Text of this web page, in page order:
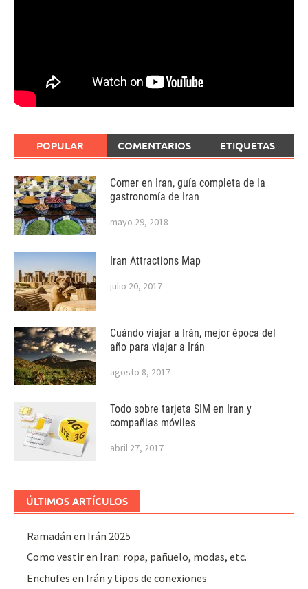
POPULAR COMENTARIOS ETIQUETAS
Comer en Iran, guía completa de la
gastronomía de Iran
mayo 29, 2018
Iran Attractions Map
julio 20, 2017
Cuándo viajar a Irán, mejor época del
año para viajar a Irán
agosto 8, 2017
Todo sobre tarjeta SIM en Iran y
compañias móviles
abril 27, 2017
ÚLTIMOS ARTÍCULOS
Ramadán en Irán 2025
Como vestir en Iran: ropa, pañuelo, modas, etc.
Enchufes en Irán y tipos de conexiones